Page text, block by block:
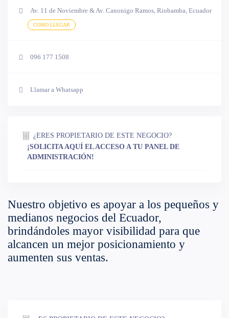
Av. 11 de Noviembre & Av. Canonigo Ramos, Riobamba, Ecuador
COMO LLEGAR
096 177 1508
Llamar a Whatsapp
¿ERES PROPIETARIO DE ESTE NEGOCIO?
¡SOLICITA AQUÍ EL ACCESO A TU PANEL DE
ADMINISTRACIÓN!
Nuestro objetivo es apoyar a los pequeños y
medianos negocios del Ecuador,
brindándoles mayor visibilidad para que
alcancen un mejor posicionamiento y
aumenten sus ventas.